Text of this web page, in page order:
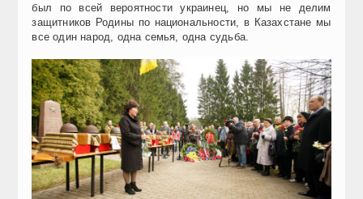
был по всей вероятности украинец, но мы не делим
защитников Родины по национальности, в Казахстане мы
все один народ, одна семья, одна судьба.